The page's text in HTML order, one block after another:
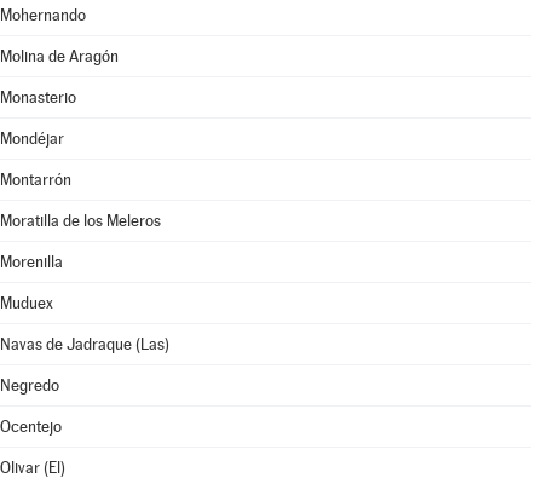
Mohernando
Molina de Aragón
Monasterio
Mondéjar
Montarrón
Moratilla de los Meleros
Morenilla
Muduex
Navas de Jadraque (Las)
Negredo
Ocentejo
Olivar (El)